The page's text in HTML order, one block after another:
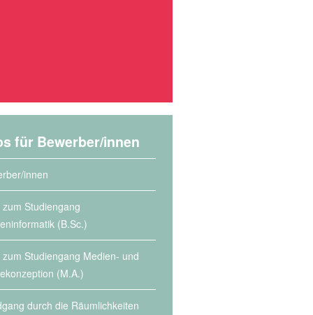
für Bewerber/innen
innen
zum Studiengang
(B.Sc.)
zum Studiengang Medien- und
(M.A.)
durch die Räumlichkeiten